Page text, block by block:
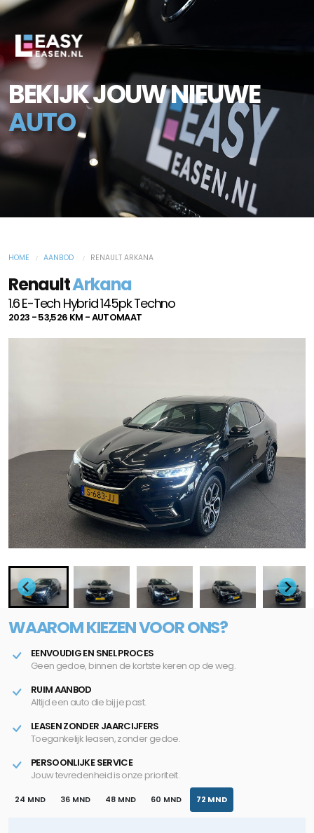
BEKIJK JOUW NIEUWE
AUTO
HOME AANBOD RENAULT ARKANA
RenaultArkana
1.6 E-Tech Hybrid 145pk Techno
2023 - 53,526 KM - AUTOMAAT
WAAROM KIEZEN VOOR ONS?
EENVOUDIG EN SNEL PROCES
Geen gedoe, binnen de kortste keren op de weg.
RUIM AANBOD
Altijd een auto die bij je past.
LEASEN ZONDER JAARCIJFERS
Toegankelijk leasen, zonder gedoe.
PERSOONLIJKE SERVICE
Jouw tevredenheid is onze prioriteit.
24 MND 36 MND 48 MND 60 MND 72 MND